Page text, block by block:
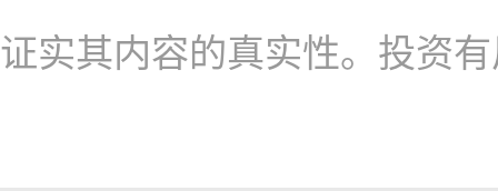
证实其内容的真实性。投资